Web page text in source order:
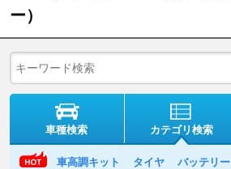
ー）
車種検索 カテゴリ検索
車高調キット タイヤ バッテリー